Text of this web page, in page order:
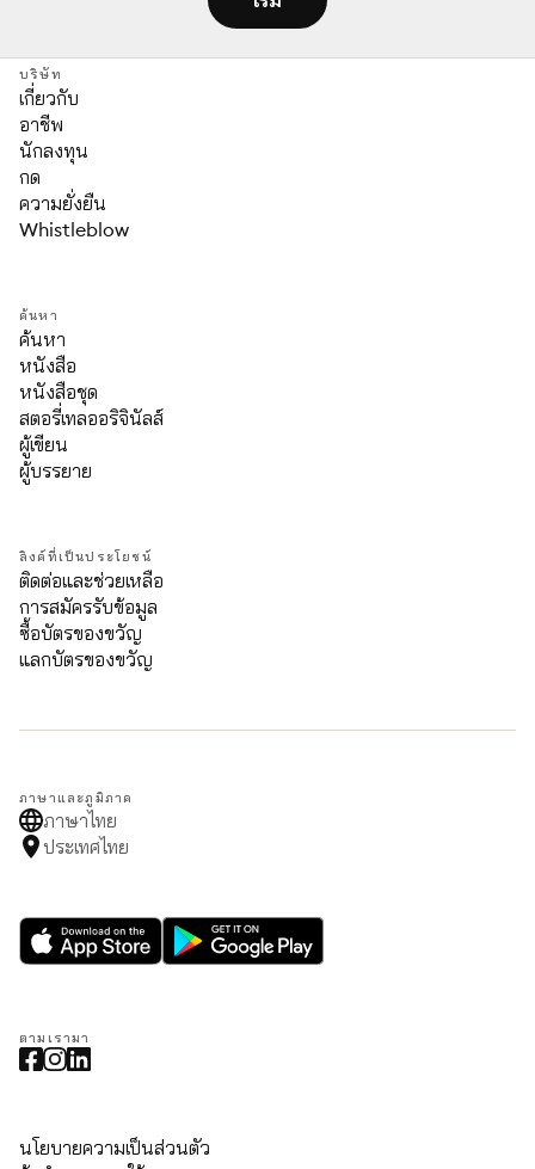
บริษัท
เกี่ยวกับ
อาชีพ
นักลงทุน
กด
ความยั่งยืน
Whistleblow
ค้นหา
ค้นหา
หนังสือ
หนังสือชุด
สตอรี่เทลออริจินัลส์
ผู้เขียน
ผู้บรรยาย
ลิงค์ที่เป็นประโยชน์
ติดต่อและช่วยเหลือ
การสมัครรับข้อมูล
ซื้อบัตรของขวัญ
แลกบัตรของขวัญ
ภาษาและภูมิภาค
ภาษาไทย
ประเทศไทย
ตามเรามา
นโยบายความเป็นส่วนตัว